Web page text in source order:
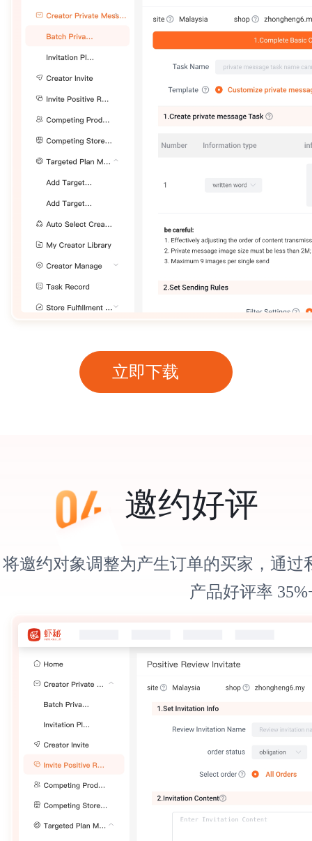
立即下载
邀约好评
将邀约对象调整为产生订单的买家，通过
产品好评率